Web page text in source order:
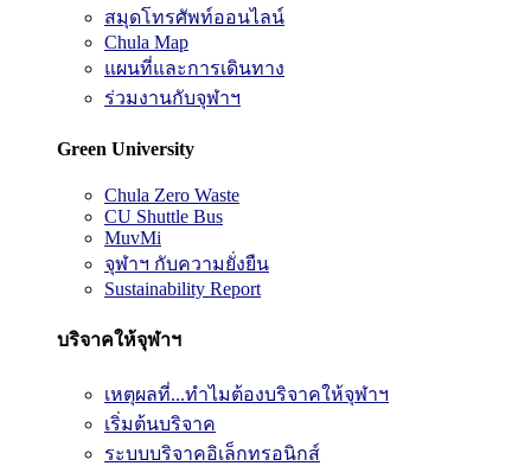
สมุดโทรศัพท์ออนไลน์
Chula Map
แผนที่และการเดินทาง
ร่วมงานกับจุฬาฯ
Green University
Chula Zero Waste
CU Shuttle Bus
MuvMi
จุฬาฯ กับความยั่งยืน
Sustainability Report
บริจาคให้จุฬาฯ
เหตุผลที่...ทำไมต้องบริจาคให้จุฬาฯ
เริ่มต้นบริจาค
ระบบบริจาคอิเล็กทรอนิกส์